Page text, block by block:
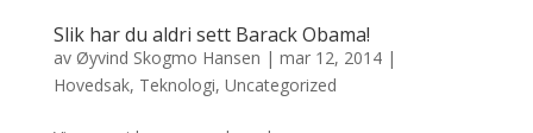
Slik har du aldri sett Barack Obama!
av Øyvind Skogmo Hansen | mar 12, 2014|
Hovedsak, Teknologi, Uncategorized